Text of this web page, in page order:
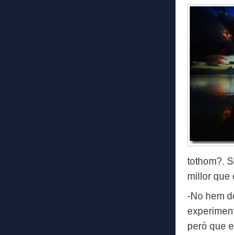
tothom?.
millor que
-No hem
però que